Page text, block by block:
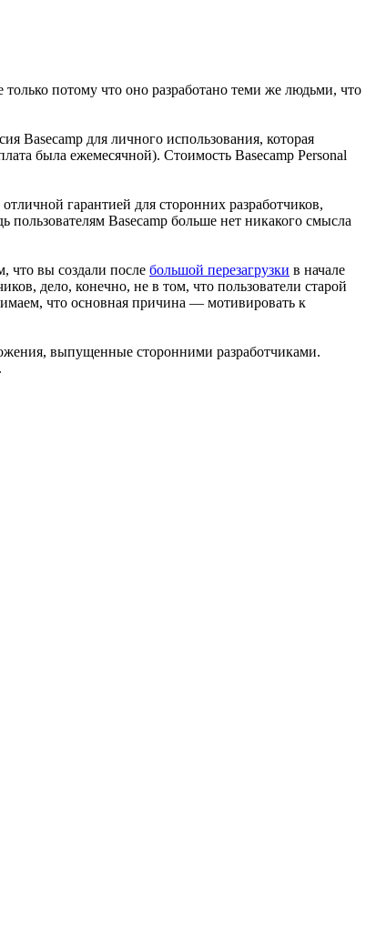
потому что оно разработано теми же людьми, что
Basecamp для личного использования, которая
была ежемесячной). Стоимость Basecamp Personal
гарантией для сторонних разработчиков,
Basecamp больше нет никакого смысла
что вы создали после большой перезагрузки в начале
дело, конечно, не в том, что пользователи старой
что основная причина — мотивировать к
выпущенные сторонними разработчиками.